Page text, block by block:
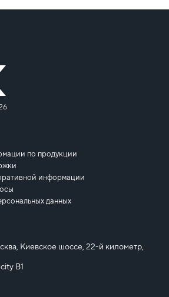
по продукции
информации
данных
Киевское шоссе, 22-й километр,
B1